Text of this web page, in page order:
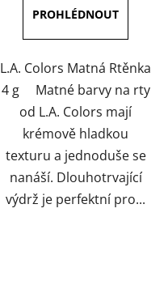
z
5
hvězdiček.
L.A. Colors Matná Rtěnka
4 g Matné barvy na rty
od L.A. Colors mají
krémově hladkou
texturu a jednoduše se
nanáší. Dlouhotrvající
výdrž je perfektní pro...